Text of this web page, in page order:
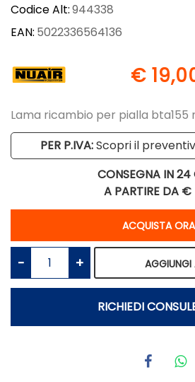
Codice Alt:944338
EAN: 5022336564136
€
Lama ricambio per pialla bta155
PER P.IVA:Scopri il
CONSEGNA IN 24
A PARTIRE DA €
ACQUISTA ORA
AGGIUNGI
RICHIEDI